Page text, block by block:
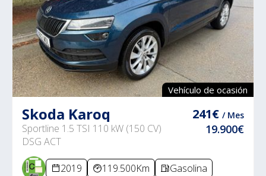
Vehículo de ocasión
Skoda Karoq
Sportline 1.5 TSI 110 kW (150 CV)
DSG ACT
241€ / Mes
19.900€
2019 119.500Km
Gasolina